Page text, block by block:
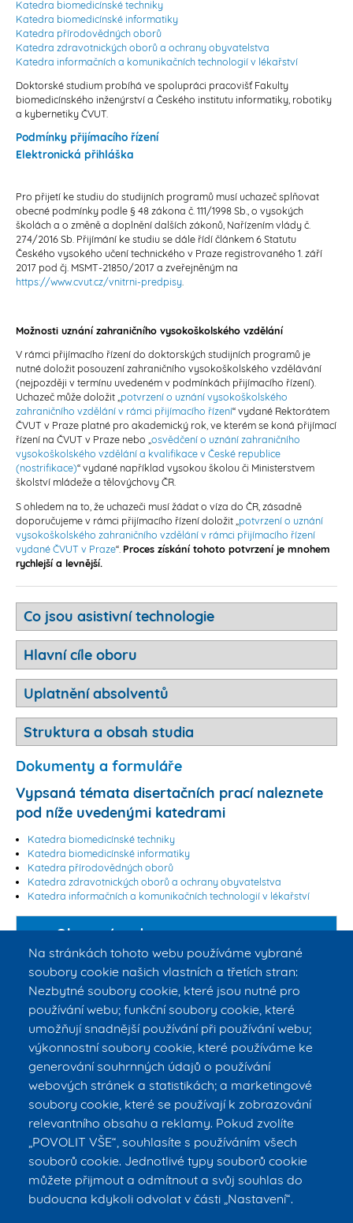
Na stránkách tohoto webu používáme vybrané
soubory cookie našich vlastních a třetích stran:
Nezbytné soubory cookie, které jsou nutné pro
používání webu; funkční soubory cookie, které
umožňují snadnější používání při používání webu;
výkonnostní soubory cookie, které používáme ke
generování souhrnných údajů o používání
webových stránek a statistikách; a marketingové
soubory cookie, které se používají k zobrazování
relevantního obsahu a reklamy. Pokud zvolíte
„POVOLIT VŠE“, souhlasíte s používáním všech
souborů cookie. Jednotlivé typy souborů cookie
můžete přijmout a odmítnout a svůj souhlas do
budoucna kdykoli odvolat v části „Nastavení“.
Katedra biomedicínské techniky
Katedra biomedicínské informatiky
Katedra přírodovědných oborů
Katedra zdravotnických oborů a ochrany obyvatelstva
Katedra informačních a komunikačních technologií v lékařství
Doktorské studium probíhá ve spolupráci pracovišť Fakulty
biomedicínského inženýrství a Českého institutu informatiky, robotiky
a kybernetiky ČVUT.
Podmínky přijímacího řízení
Elektronická přihláška
Pro přijetí ke studiu do studijních programů musí uchazeč splňovat
obecné podmínky podle § 48 zákona č. 111/1998 Sb., o vysokých
školách a o změně a doplnění dalších zákonů, Nařízením vlády č.
274/2016 Sb. Přijímání ke studiu se dále řídí článkem 6 Statutu
Českého vysokého učení technického v Praze registrovaného 1. září
2017 pod čj. MSMT-21850/2017 a zveřejněným na
https://www.cvut.cz/vnitrni-predpisy.
Možnosti uznání zahraničního vysokoškolského vzdělání
V rámci přijímacího řízení do doktorských studijních programů je
nutné doložit posouzení zahraničního vysokoškolského vzdělávání
(nejpozději v termínu uvedeném v podmínkách přijímacího řízení).
Uchazeč může doložit „ potvrzení o uznání vysokoškolského
zahraničního vzdělání v rámci přijímacího řízení“ vydané Rektorátem
ČVUT v Praze platné pro akademický rok, ve kterém se koná přijímací
řízení na ČVUT v Praze nebo „ osvědčení o uznání zahraničního
vysokoškolského vzdělání a kvalifikace v České republice
(nostrifikace)“ vydané například vysokou školou či Ministerstvem
školství mládeže a tělovýchovy ČR.
S ohledem na to, že uchazeči musí žádat o víza do ČR, zásadně
doporučujeme v rámci přijímacího řízení doložit „ potvrzení o uznání
vysokoškolského zahraničního vzdělání v rámci přijímacího řízení
vydané ČVUT v Praze“. Proces získání tohoto potvrzení je mnohem
rychlejší a levnější.
Co jsou asistivní technologie
Hlavní cíle oboru
Uplatnění absolventů
Struktura a obsah studia
Dokumenty a formuláře
Vypsaná témata disertačních prací naleznete
pod níže uvedenými katedrami
Katedra biomedicínské techniky
Katedra biomedicínské informatiky
Katedra přírodovědných oborů
Katedra zdravotnických oborů a ochrany obyvatelstva
Katedra informačních a komunikačních technologií v lékařství
Oborová rada
Předměty
Státní doktorská zkouška
Disertační práce
Tento projekt je spolufinancován EU.
© ČVUT v Praze – FBMI